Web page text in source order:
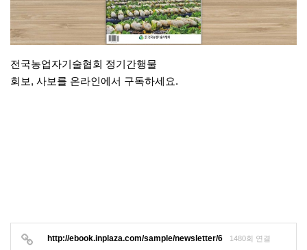
전국농업자기술협회 정기간행물
회보, 사보를 온라인에서 구독하세요.
http://ebook.inplaza.com/sample/newsletter/6 1480회 연결